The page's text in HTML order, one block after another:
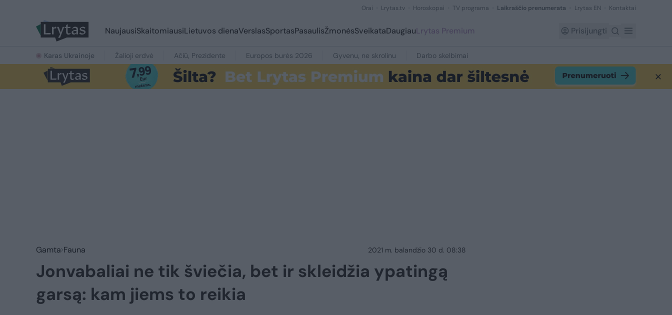
Orai Lrytas.tv Horoskopai TV programa Laikraščio prenumerata Lrytas EN Kontaktai
NaujausiSkaitomiausiLietuvos dienaVerslasSportasPasaulisŽmonėsSveikataDaugiauLrytas Premium Prisijungti
Karas Ukrainoje Žalioji erdvė Ačiū, Prezidente Europos burės 2026 Gyvenu, ne skrolinu Darbo skelbimai
Gamta Fauna 2021 m. balandžio 30 d. 08:38
Jonvabaliai ne tik šviečia, bet ir skleidžia ypatingą
garsą: kam jiems to reikia